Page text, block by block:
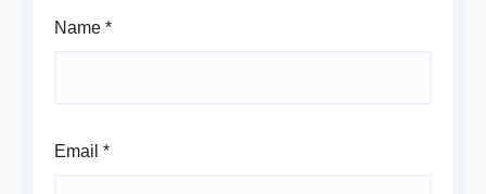
Name *
Email *